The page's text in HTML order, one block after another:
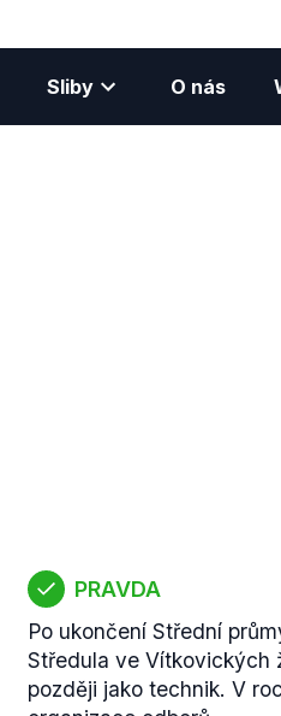
Sliby O nás
PRAVDA
Po ukončení Střední
Středula ve Vítkovických
později jako technik. V